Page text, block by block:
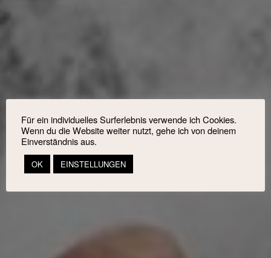
Für ein individuelles Surferlebnis verwende ich Cookies.
Wenn du die Website weiter nutzt, gehe ich von deinem
Einverständnis aus.
OK EINSTELLUNGEN